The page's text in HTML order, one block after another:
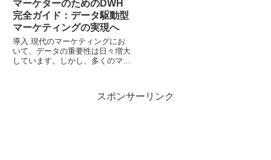
マーケターのためのDWH
完全ガイド：データ駆動型
マーケティングの実現へ
導入 現代のマーケティングにお
いて、データの重要性は日々増大
しています。しかし、多くのマー
（DWH）は、この課題を解決スポンサーリンク